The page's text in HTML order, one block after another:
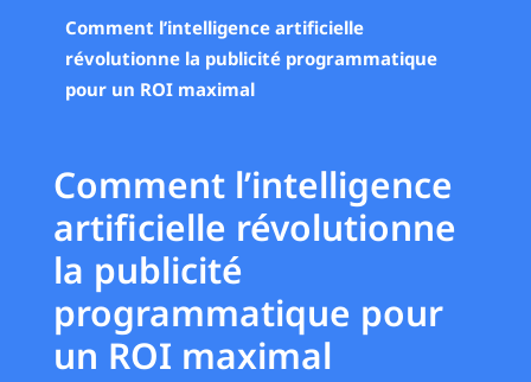
Comment l’intelligence artificielle
révolutionne la publicité programmatique
pour un ROI maximal
Comment l’intelligence
artificielle révolutionne
la publicité
programmatique pour
un ROI maximal